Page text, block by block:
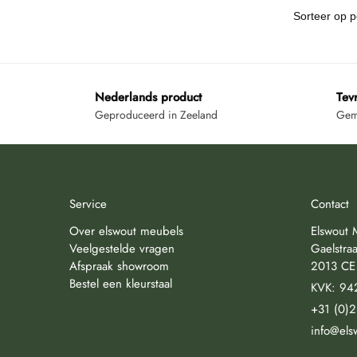
Nederlands product
Geproduceerd in Zeeland
Service
Over elswout meubels
Veelgestelde vragen
Afspraak showroom
Bestel een kleurstaal
Contact
Elswout
2013
KVK:
+31